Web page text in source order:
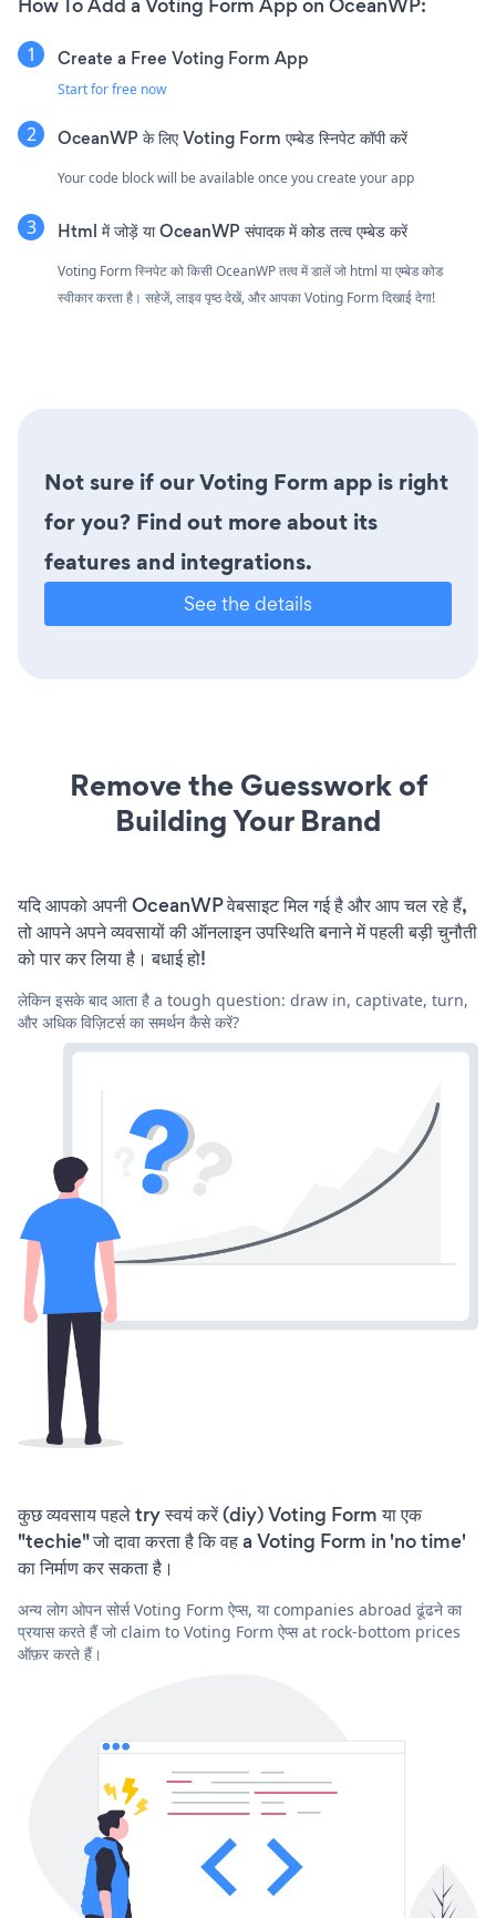
Create a Free Voting Form App
Start for free now
OceanWP के लिए Voting Form एम्बेड स्निपेट कॉपी करें
Your code block will be available once you create your app
Html में जोड़ें या OceanWP संपादक में कोड तत्व एम्बेड करें
Voting Form स्निपेट को किसी OceanWP तत्व में डालें जो html या एम्बेड कोड
स्वीकार करता है। सहेजें, लाइव पृष्ठ देखें, और आपका Voting Form दिखाई देगा!
Not sure if our Voting Form app is right
for you? Find out more about its
features and integrations.
See the details
Remove the Guesswork of
Building Your Brand
यदि आपको अपनी OceanWP वेबसाइट मिल गई है और आप चल रहे हैं,
तो आपने अपने व्यवसायों की ऑनलाइन उपस्थिति बनाने में पहली बड़ी चुनौती
को पार कर लिया है। बधाई हो!
लेकिन इसके बाद आता है a tough question: draw in, captivate, turn,
और अधिक विज़िटर्स का समर्थन कैसे करें?
कुछ व्यवसाय पहले try स्वयं करें (diy) Voting Form या एक
"techie" जो दावा करता है कि वह a Voting Form in 'no time'
का निर्माण कर सकता है।
अन्य लोग ओपन सोर्स Voting Form ऐप्स, या companies abroad ढूंढने का
प्रयास करते हैं जो claim to Voting Form ऐप्स at rock-bottom prices
ऑफ़र करते हैं।